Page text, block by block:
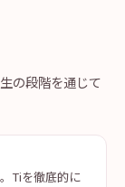
の段階を通じて
Tiを徹底的に